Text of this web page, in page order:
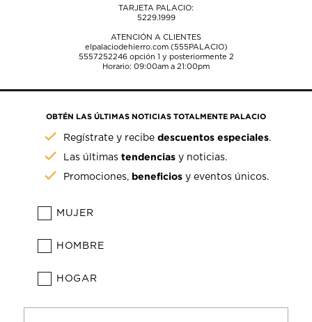
TARJETA PALACIO:
5229.1999
ATENCIÓN A CLIENTES
elpalaciodehierro.com (555PALACIO)
5557252246opción 1 y posteriormente 2
Horario: 09:00am a 21:00pm
OBTÉN LAS ÚLTIMAS NOTICIAS TOTALMENTE PALACIO
Regístrate y recibedescuentos especiales.
Las últimastendencias y noticias.
Promociones, beneficios y eventos únicos.
MUJER
HOMBRE
HOGAR